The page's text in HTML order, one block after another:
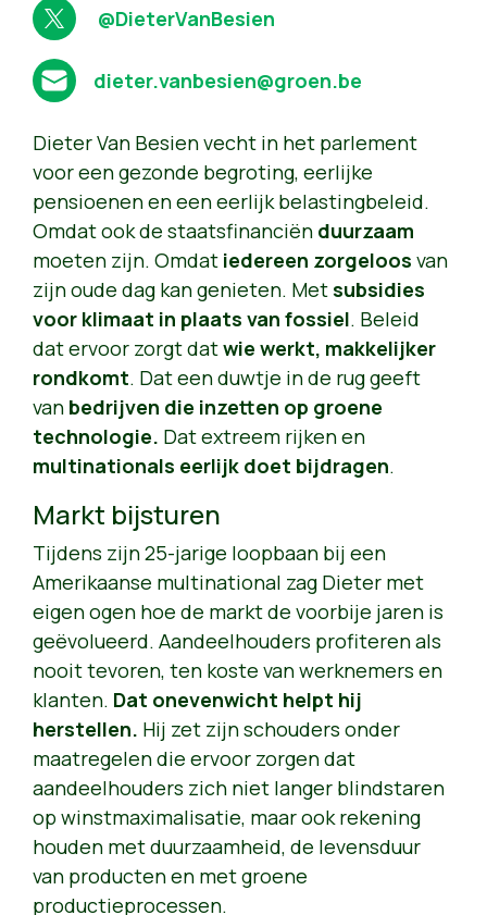
@DieterVanBesien
dieter.vanbesien@groen.be
Dieter Van Besien vecht in het parlement
voor een gezonde begroting, eerlijke
pensioenen en een eerlijk belastingbeleid.
Omdat ook de staatsfinanciën duurzaam
moeten zijn. Omdat iedereen zorgeloos van
zijn oude dag kan genieten. Metsubsidies
voor klimaat in plaats van fossiel. Beleid
dat ervoor zorgt datwie werkt, makkelijker
rondkomt. Dat een duwtje in de rug geeft
van bedrijven die inzetten op groene
technologie. Dat extreem rijken en
multinationals eerlijk doet bijdragen.
Markt bijsturen
Tijdens zijn 25-jarige loopbaan bij een
Amerikaanse multinational zag Dieter met
eigen ogen hoe de markt de voorbije jaren is
geëvolueerd. Aandeelhouders profiteren als
nooit tevoren, ten koste van werknemers en
klanten. Dat onevenwicht helpt hij
herstellen. Hij zet zijn schouders onder
maatregelen die ervoor zorgen dat
aandeelhouders zich niet langer blindstaren
op winstmaximalisatie, maar ook rekening
houden met duurzaamheid, de levensduur
van producten en met groene
productieprocessen.